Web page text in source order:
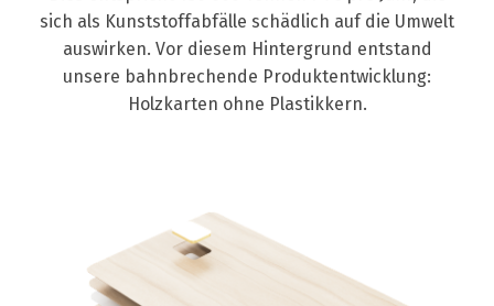
sich als Kunststoffabfälle schädlich auf die Umwelt
auswirken. Vor diesem Hintergrund entstand
unsere bahnbrechende Produktentwicklung:
Holzkarten ohne Plastikkern.